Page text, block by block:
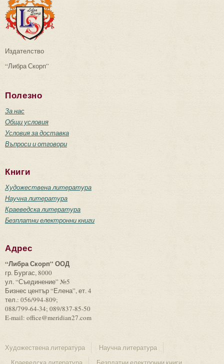
Издателство
“Либра Скорп”
Полезно
За нас
Общи условия
Условия за доставка
Въпроси и отговори
Книги
Художествена литература
Научна литература
Краеведска литература
Безплатни електронни книги
Адрес
“Либра Скорп” ООД
гр. Бургас, 8000
ул. “Съединение” №5
Бизнес център “Елена”, ет. 4
тел.: 056/994-809;
088/799-64-34; 089/837-85-50
E-mail: office@meridian27.com
Художествена литература
Научна литература